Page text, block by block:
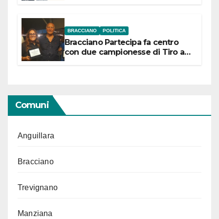
BRACCIANO POLITICA
Bracciano Partecipa fa centro
con due campionesse di Tiro a
Comuni
Anguillara
Bracciano
Trevignano
Manziana